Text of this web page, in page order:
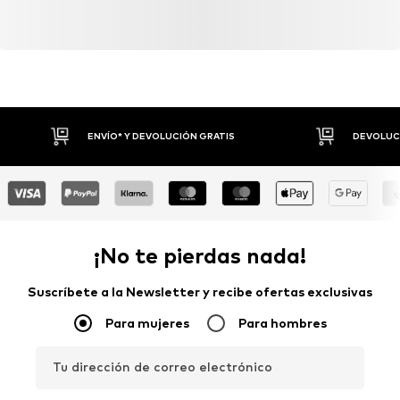
ENVÍO* Y DEVOLUCIÓN GRATIS
¡No te pierdas nada!
Suscríbete a la Newsletter y recibe ofertas exclusivas
Para mujeres Para hombres
Tu dirección de correo electrónico